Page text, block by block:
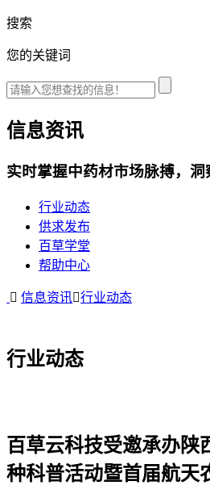
搜索
您的关键词
信息资讯
实时掌握中药材市场脉搏，洞
行业动态
供求发布
百草学堂
帮助中心
信息资讯 行业动态
行业动态
百草云科技受邀承办陕
种科普活动暨首届航天